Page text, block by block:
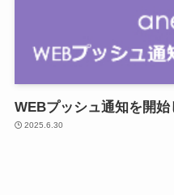
WEBプッシュ通知を開始
2025.6.30